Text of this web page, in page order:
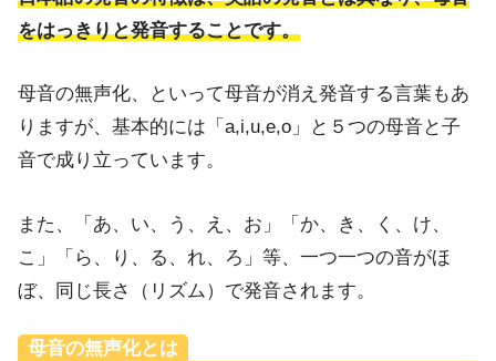
をはっきりと発音することです。
母音の無声化、といって母音が消え発音する言葉もあ
りますが、基本的には「a,i,u,e,o」と５つの母音と子
音で成り立っています。
また、「あ、い、う、え、お」「か、き、く、け、
こ」「ら、り、る、れ、ろ」等、一つ一つの音がほ
ぼ、同じ長さ（リズム）で発音されます。
母音の無声化とは